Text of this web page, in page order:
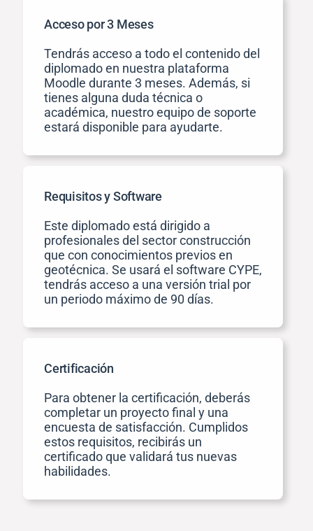
Acceso por 3 Meses
Tendrás acceso a todo el contenido del
diplomado en nuestra plataforma
Moodle durante 3 meses. Además, si
tienes alguna duda técnica o
académica, nuestro equipo de soporte
estará disponible para ayudarte.
Requisitos y Software
Este diplomado está dirigido a
profesionales del sector construcción
que con conocimientos previos en
geotécnica. Se usará el software CYPE,
tendrás acceso a una versión trial por
un periodo máximo de 90 días.
Certificación
Para obtener la certificación, deberás
completar un proyecto final y una
encuesta de satisfacción. Cumplidos
estos requisitos, recibirás un
certificado que validará tus nuevas
habilidades.